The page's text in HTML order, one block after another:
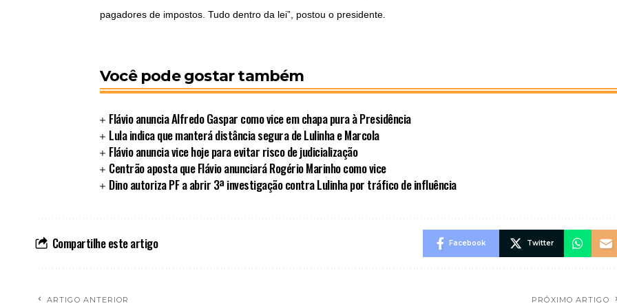
pagadores de impostos. Tudo dentro da lei”, postou o presidente.
Você pode gostar também
Flávio anuncia Alfredo Gaspar como vice em chapa pura à Presidência
Lula indica que manterá distância segura de Lulinha e Marcola
Flávio anuncia vice hoje para evitar risco de judicialização
Centrão aposta que Flávio anunciará Rogério Marinho como vice
Dino autoriza PF a abrir 3ª investigação contra Lulinha por tráfico de influência
Compartilhe este artigo Facebook Twitter
ARTIGO ANTERIOR PRÓXIMO ARTIGO